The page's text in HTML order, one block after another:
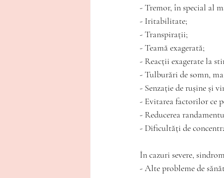
- Tremor, în special al
- Iritabilitate;
- Transpirații;
- Teamă exagerată;
- Reacții exagerate la
- Tulburări de somn,
- Senzație de rușine și
- Evitarea factorilor ce
- Reducerea
- Dificultăți de
În cazuri severe,
- Alte probleme de